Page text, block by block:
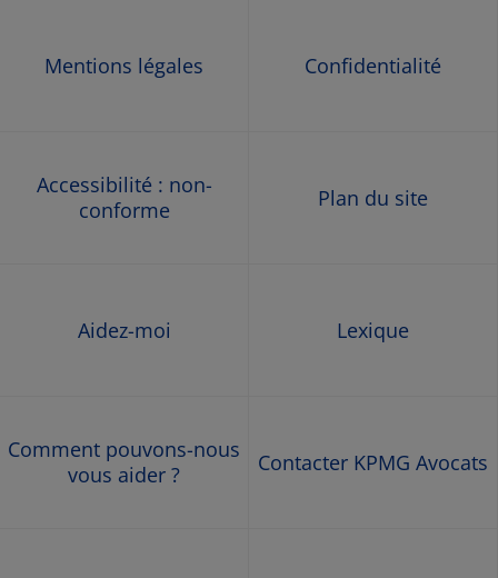
Mentions légales Confidentialité
Accessibilité : non-
conforme
Plan du site
Aidez-moi Lexique
Comment pouvons-nous
vous aider ?
Contacter KPMG Avocats